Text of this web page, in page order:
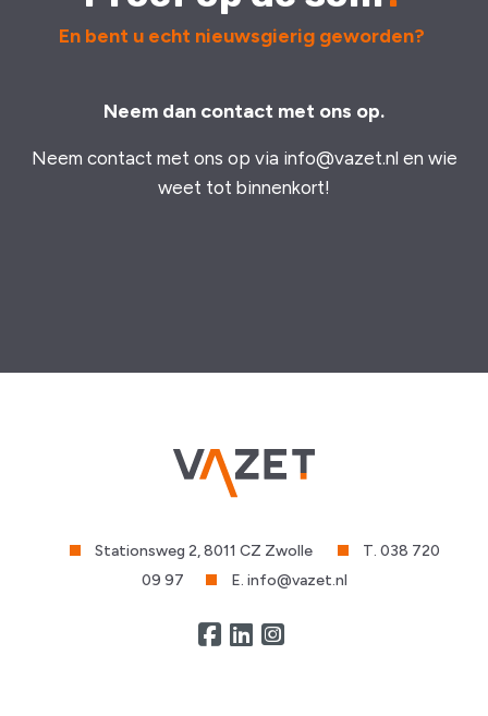
En bent u echt nieuwsgierig geworden?
Neem dan contact met ons op.
Neem contact met ons op via info@vazet.nl en wie
weet tot binnenkort!
Stationsweg 2, 8011 CZ Zwolle
T. 038 720
09 97
E. info@vazet.nl